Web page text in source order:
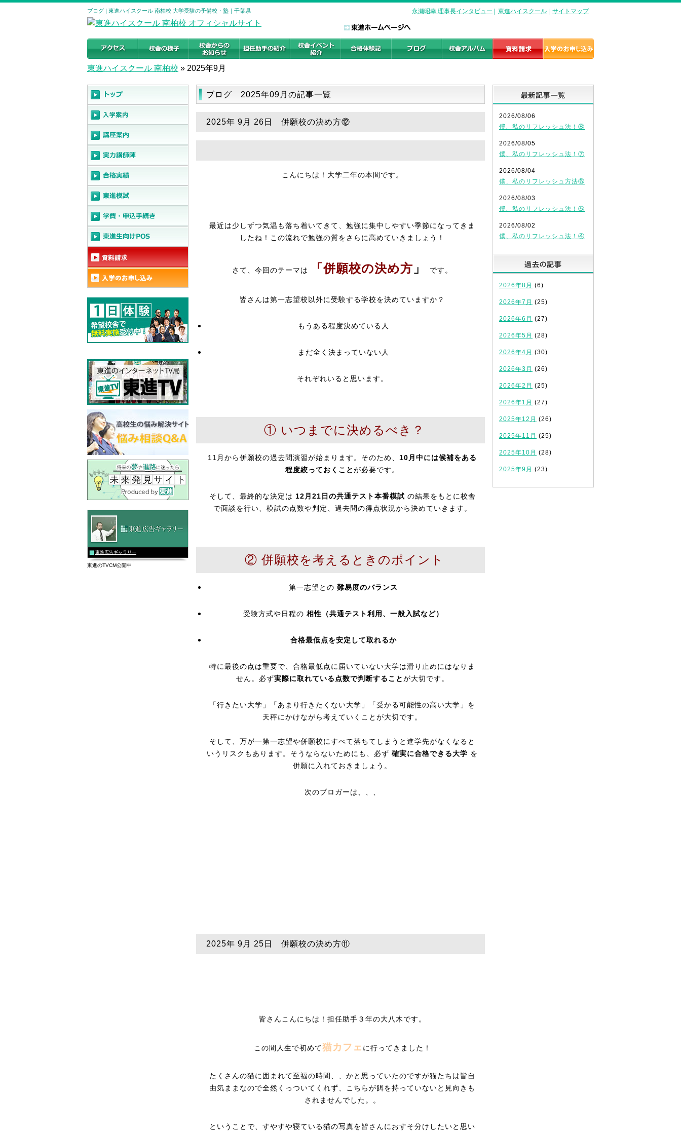
ブログ | 東進ハイスクール 南柏校 大学受験の予備校・塾｜千葉県 永瀬昭幸 理事長インタビュー 東進ハイスクール サイトマップ
東進ハイスクール 南柏校 » 2025年9月
ブログ 2025年09月の記事一覧
2025年 9月 26日 併願校の決め方⑫
こんにちは！大学二年の本間です。
最近は少しずつ気温も落ち着いてきて、勉強に集中しやすい季節になってきま
したね！この流れで勉強の質をさらに高めていきましょう！
さて、今回のテーマは 「併願校の決め方 」 です。
皆さんは第一志望校以外に受験する学校を決めていますか？
もうある程度決めている人
まだ全く決まっていない人
それぞれいると思います。
① いつまでに決めるべき？
11月から併願校の過去問演習が始まります。そのため、 10月中には候補をある
程度絞っておくことが必要です。
そして、最終的な決定は 12月21日の共通テスト本番模試 の結果をもとに校舎
で面談を行い、模試の点数や判定、過去問の得点状況から決めていきます。
② 併願校を考えるときのポイント
第一志望との 難易度のバランス
受験方式や日程の 相性（共通テスト利用、一般入試など）
合格最低点を安定して取れるか
特に最後の点は重要で、合格最低点に届いていない大学は滑り止めにはなりま
せん。必ず実際に取れている点数で判断することが大切です。
「行きたい大学」「あまり行きたくない大学」「受かる可能性の高い大学」を
天秤にかけながら考えていくことが大切です。
そして、万が一第一志望や併願校にすべて落ちてしまうと進学先がなくなると
いうリスクもあります。そうならないためにも、必ず 確実に合格できる大学 を
併願に入れておきましょう。
次のブロガーは、、、
2025年 9月 25日 併願校の決め方⑪
皆さんこんにちは！担任助手３年の大八木です。
この間人生で初めて猫カフェ に行ってきました！
たくさんの猫に囲まれて至福の時間、、かと思っていたのですが猫たちは皆自
由気ままなので全然くっついてくれず、こちらが餌を持っていないと見向きも
されませんでした。。
ということで、すやすや寝ている猫の写真を皆さんにおすそ分けしたいと思い
2026/08/06
僕、私のリフレッシュ法！⑧
2026/08/05
僕、私のリフレッシュ法！⑦
2026/08/04
僕、私のリフレッシュ方法⑥
2026/08/03
僕、私のリフレッシュ法！⑤
2026/08/02
僕、私のリフレッシュ法！④
2026年8月 (6)
2026年7月 (25)
2026年6月 (27)
2026年5月 (28)
2026年4月 (30)
2026年3月 (26)
2026年2月 (25)
2026年1月 (27)
2025年12月 (26)
2025年11月 (25)
2025年10月 (28)
2025年9月 (23)
東進広告ギャラリー
東進のTVCM公開中